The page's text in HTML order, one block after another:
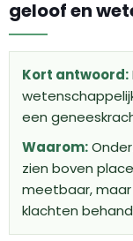
geloof en
Kort antwoord:
een
Waarom:
zien boven
meetbaar,
klachten